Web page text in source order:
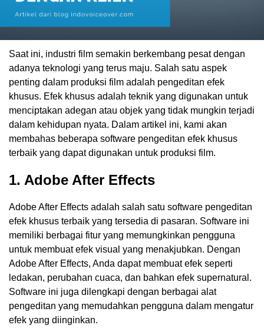
Saat ini, industri film semakin berkembang pesat dengan
adanya teknologi yang terus maju. Salah satu aspek
penting dalam produksi film adalah pengeditan efek
khusus. Efek khusus adalah teknik yang digunakan untuk
menciptakan adegan atau objek yang tidak mungkin terjadi
dalam kehidupan nyata. Dalam artikel ini, kami akan
membahas beberapa software pengeditan efek khusus
terbaik yang dapat digunakan untuk produksi film.
1. Adobe After Effects
Adobe After Effects adalah salah satu software pengeditan
efek khusus terbaik yang tersedia di pasaran. Software ini
memiliki berbagai fitur yang memungkinkan pengguna
untuk membuat efek visual yang menakjubkan. Dengan
Adobe After Effects, Anda dapat membuat efek seperti
ledakan, perubahan cuaca, dan bahkan efek supernatural.
Software ini juga dilengkapi dengan berbagai alat
pengeditan yang memudahkan pengguna dalam mengatur
efek yang diinginkan.